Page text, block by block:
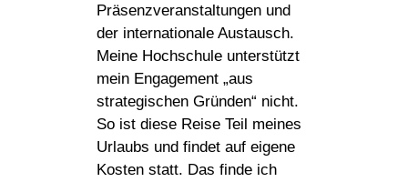
Präsenzveranstaltungen und
der internationale Austausch.
Meine Hochschule unterstützt
mein Engagement „aus
strategischen Gründen“ nicht.
So ist diese Reise Teil meines
Urlaubs und findet auf eigene
Kosten statt. Das finde ich